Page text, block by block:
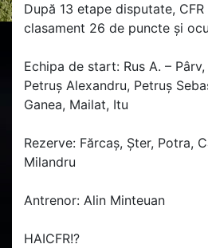
După 13 etape disputate,
clasament 26 de puncte și
Echipa de start: Rus A. – Pârv,
Petruș Alexandru, Petruș
Ganea, Mailat, Itu
Rezerve: Fărcaș, Șter, Potra,
Milandru
Antrenor: Alin Minteuan
HAICFR!?